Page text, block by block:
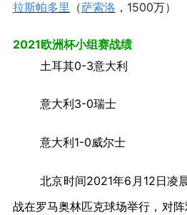
拉斯帕多里 （萨索洛 ，1500万）
2021欧洲杯小组赛战绩
土耳其0-3意大利
意大利3-0瑞士
意大利1-0威尔士
北京时间2021年6月12日凌
战在罗马奥林匹克球场举行，对